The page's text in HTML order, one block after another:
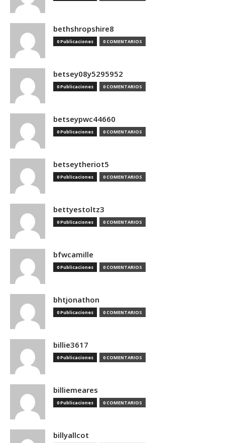
bethshropshire8
0 Publicaciones 0 COMENTARIOS
betsey08y5295952
0 Publicaciones 0 COMENTARIOS
betseypwc44660
0 Publicaciones 0 COMENTARIOS
betseytheriot5
0 Publicaciones 0 COMENTARIOS
bettyestoltz3
0 Publicaciones 0 COMENTARIOS
bfwcamille
0 Publicaciones 0 COMENTARIOS
bhtjonathon
0 Publicaciones 0 COMENTARIOS
billie3617
0 Publicaciones 0 COMENTARIOS
billiemeares
0 Publicaciones 0 COMENTARIOS
billyallcot